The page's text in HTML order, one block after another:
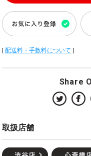
[配送料・手数料について ]
Share
取扱店舗